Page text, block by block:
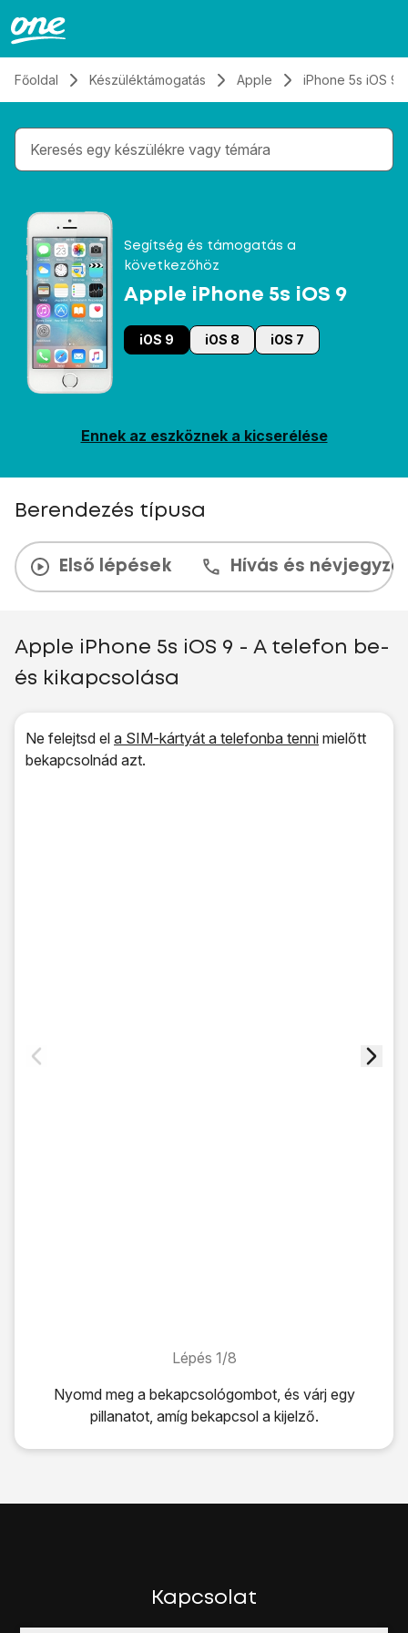
Főoldal Készüléktámogatás Apple iPhone 5s iOS 9
Gépelés közben megjelennek a keresési
Segítség és támogatás a
következőhöz
Apple iPhone 5s iOS 9
iOS 9 iOS 8 iOS 7
Ennek az eszköznek a kicserélése
Berendezés típusa
Első lépések Hívás és
Apple iPhone 5s iOS 9 - A telefon be-
és kikapcsolása
Ne felejtsd el a SIM-kártyát a telefonba tenni mielőtt
bekapcsolnád azt.
Lépés 1/8
Lépés 1/8
Nyomd meg a bekapcsológombot, és várj egy
pillanatot, amíg bekapcsol a kijelző.
Nyomd mega bekapcsológombot, és várj egy pillanatot,
a nyilata telefon kikapcsolásához.
Kapcsolat